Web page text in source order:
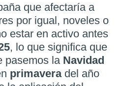
que afectaría a
por igual, noveles o
estar en activo antes
, lo que significa que
pasemos la Navidad
primavera del año